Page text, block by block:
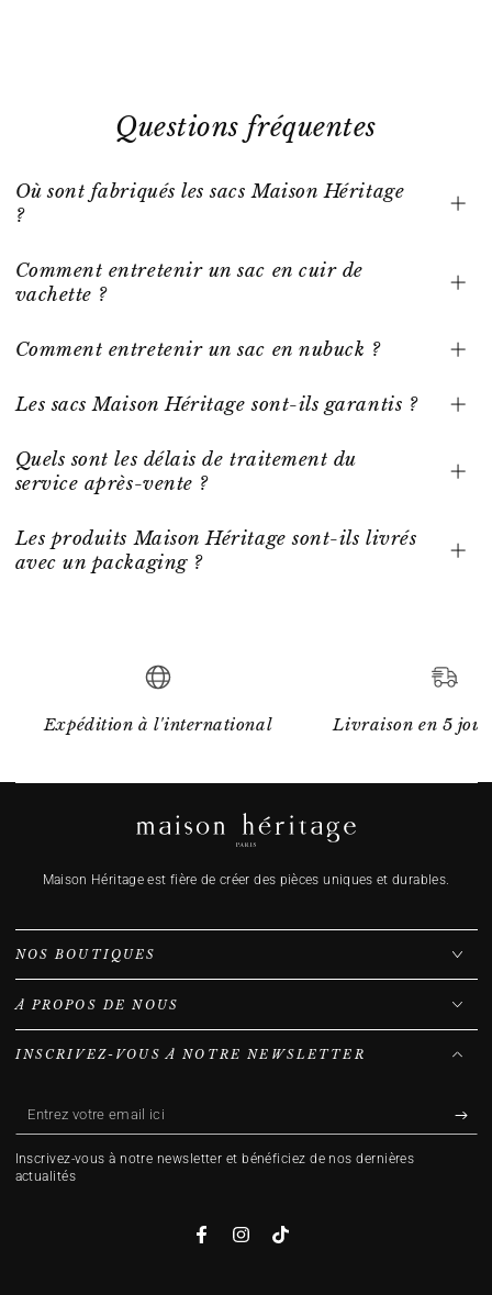
Questions fréquentes
Où sont fabriqués les sacs Maison Héritage
?
Comment entretenir un sac en cuir de
vachette ?
Comment entretenir un sac en nubuck ?
Les sacs Maison Héritage sont-ils garantis ?
Quels sont les délais de traitement du
service après-vente ?
Les produits Maison Héritage sont-ils livrés
avec un packaging ?
Expédition à l'international Livraison en 5
Maison Héritage est fière de créer des pièces uniques et durables.
NOS BOUTIQUES
À PROPOS DE NOUS
INSCRIVEZ-VOUS À NOTRE NEWSLETTER
Entrez
votre
email
Inscrivez-vous à notre newsletter et bénéficiez de nos dernières
actualités
FacebookInstagramTikTok